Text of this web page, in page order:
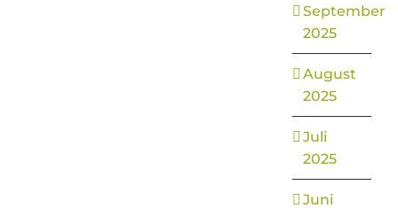
September
2025
August
2025
Juli
2025
Juni